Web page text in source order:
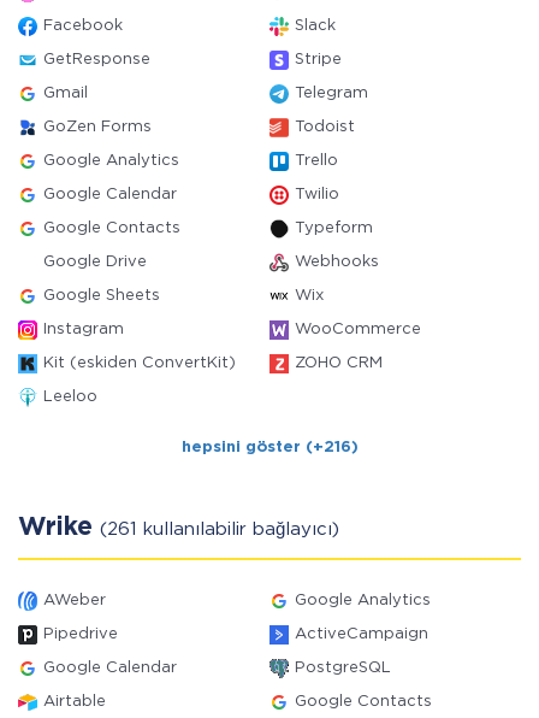
Facebook Slack
GetResponse Stripe
Gmail Telegram
GoZen Forms Todoist
Google Analytics Trello
Google Calendar Twilio
Google Contacts Typeform
Google Drive Webhooks
Google Sheets Wix
Instagram WooCommerce
Kit (eskiden ConvertKit) ZOHO CRM
Leeloo
hepsini göster (+216)
Wrike (261 kullanılabilir bağlayıcı)
AWeber Google Analytics
Pipedrive ActiveCampaign
Google Calendar PostgreSQL
Airtable Google Contacts